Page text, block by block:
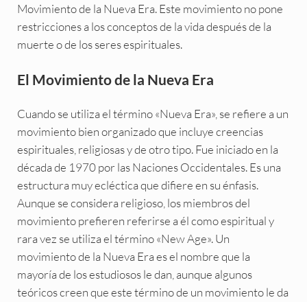
Movimiento de la Nueva Era. Este movimiento no pone
restricciones a los conceptos de la vida después de la
muerte o de los seres espirituales.
El Movimiento de la Nueva Era
Cuando se utiliza el término «Nueva Era», se refiere a un
movimiento bien organizado que incluye creencias
espirituales, religiosas y de otro tipo. Fue iniciado en la
década de 1970 por las Naciones Occidentales. Es una
estructura muy ecléctica que difiere en su énfasis.
Aunque se considera religioso, los miembros del
movimiento prefieren referirse a él como espiritual y
rara vez se utiliza el término «New Age». Un
movimiento de la Nueva Era es el nombre que la
mayoría de los estudiosos le dan, aunque algunos
teóricos creen que este término de un movimiento le da